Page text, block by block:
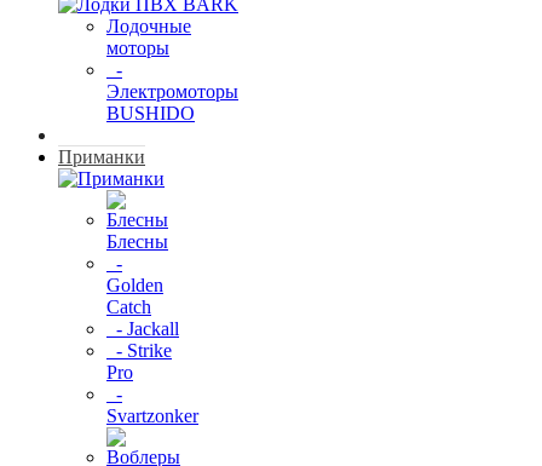
Лодочные
моторы
-
Электромоторы
BUSHIDO
Приманки
Блесны
-
Golden
Catch
- Jackall
- Strike
Pro
-
Svartzonker